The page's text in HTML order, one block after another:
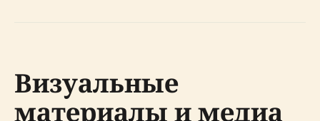
Визуальные
материалы и медиа